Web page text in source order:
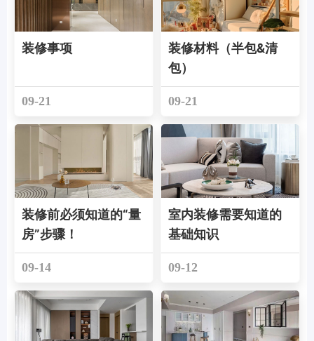
装修事项
09-21
装修材料（半包&清
包）
09-21
装修前必须知道的“量
房”步骤！
09-14
室内装修需要知道的
基础知识
09-12